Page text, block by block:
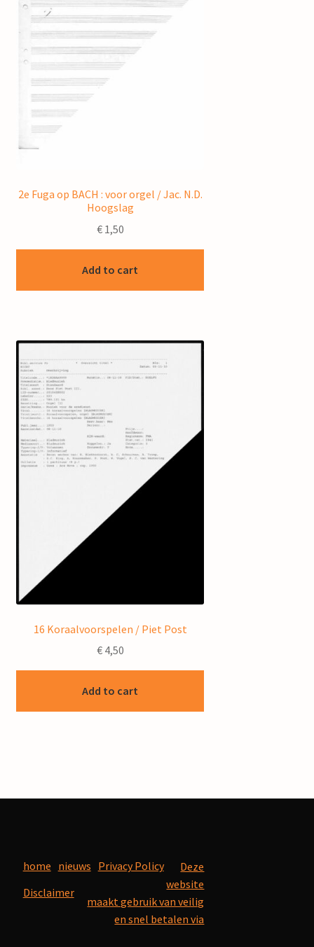
2e Fuga op BACH : voor orgel / Jac. N.D.
Hoogslag
€1,50
Add to cart
16 Koraalvoorspelen / Piet Post
€4,50
Add to cart
home nieuws Privacy Policy
Disclaimer
Deze
website
maakt gebruik van veilig
en snel betalen via